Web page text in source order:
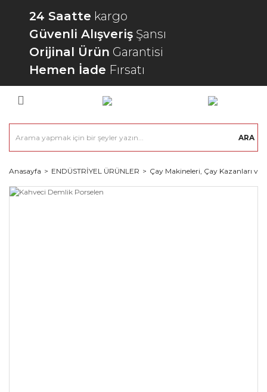
24 Saatte kargo
Güvenli Alışveriş Şansı
Orijinal Ürün Garantisi
Hemen İade Fırsatı
ARA
Anasayfa ENDÜSTRİYEL ÜRÜNLER Çay Makineleri, Çay Kazanları ve